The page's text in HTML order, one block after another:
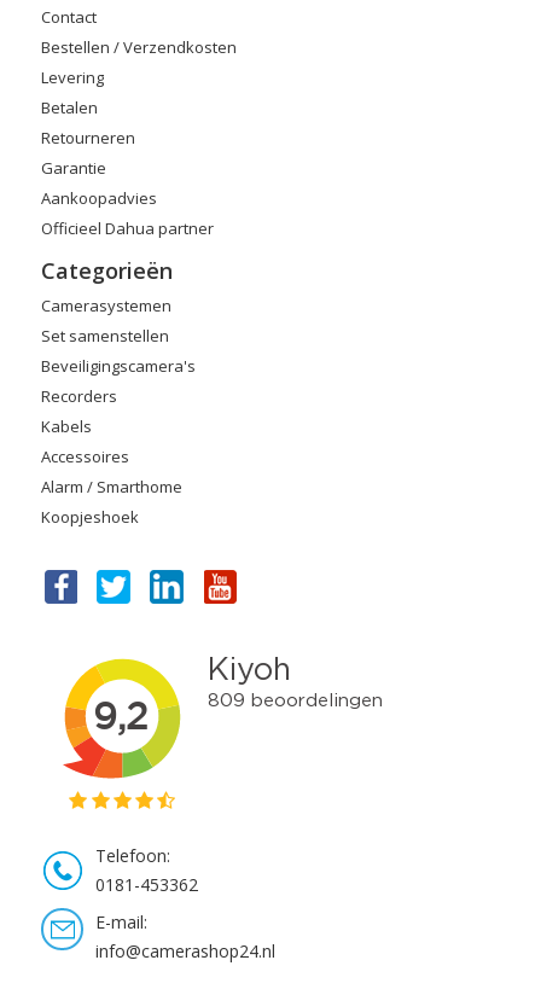
Contact
Bestellen / Verzendkosten
Levering
Betalen
Retourneren
Garantie
Aankoopadvies
Officieel Dahua partner
Categorieën
Camerasystemen
Set samenstellen
Beveiligingscamera's
Recorders
Kabels
Accessoires
Alarm / Smarthome
Koopjeshoek
Telefoon:
0181-453362
E-mail:
info@camerashop24.nl